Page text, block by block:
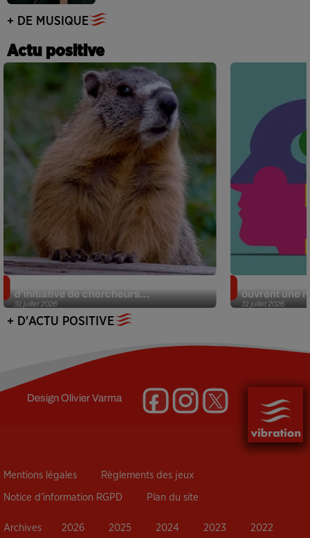
+ DE MUSIQUE
Actu positive
31 juillet 2026
d’initiative de chercheurs...
31 juillet 2026
ouvrent une
+ D'ACTU POSITIVE
DesignOlivier Varma
Mentions légales Règlements des jeux
Notice d’information RGPD Plan du site
Archives 2026 2025 2024 2023 2022